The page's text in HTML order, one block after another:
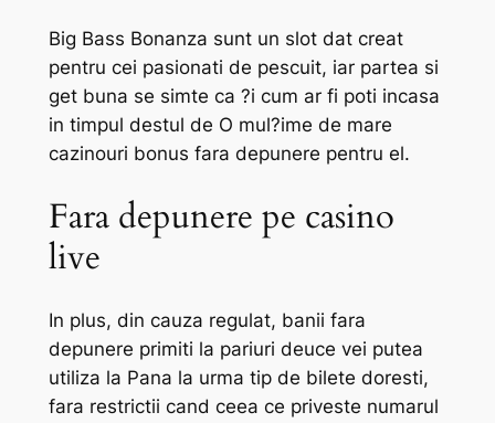
Big Bass Bonanza sunt un slot dat creat
pentru cei pasionati de pescuit, iar partea si
get buna se simte ca ?i cum ar fi poti incasa
in timpul destul de O mul?ime de mare
cazinouri bonus fara depunere pentru el.
Fara depunere pe casino
live
In plus, din cauza regulat, banii fara
depunere primiti la pariuri deuce vei putea
utiliza la Pana la urma tip de bilete doresti,
fara restrictii cand ceea ce priveste numarul